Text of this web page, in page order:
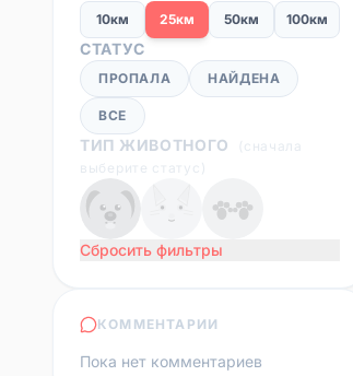
10км 25км 50км 100км
СТАТУС
ПРОПАЛА НАЙДЕНА
ВСЕ
ТИП ЖИВОТНОГО
сначала
выберите статус )
Сбросить фильтры
КОММЕНТАРИИ
Пока нет комментариев